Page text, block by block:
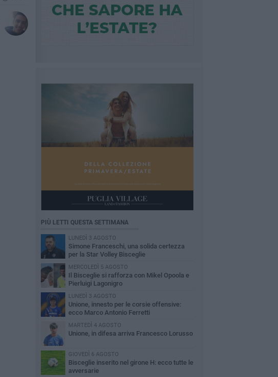
PIÙ LETTI QUESTA SETTIMANA
LUNEDÌ 3 AGOSTO
Simone Franceschi, una solida certezza
per la Star Volley Bisceglie
MERCOLEDÌ 5 AGOSTO
Il Bisceglie si rafforza con Mikel Opoola e
Pierluigi Lagonigro
LUNEDÌ 3 AGOSTO
Unione, innesto per le corsie offensive:
ecco Marco Antonio Ferretti
MARTEDÌ 4 AGOSTO
Unione, in difesa arriva Francesco Lorusso
GIOVEDÌ 6 AGOSTO
Bisceglie inserito nel girone H: ecco tutte le
avversarie